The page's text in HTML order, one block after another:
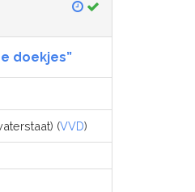
doekjes”
(VVD)